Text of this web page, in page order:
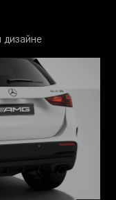
дизайне